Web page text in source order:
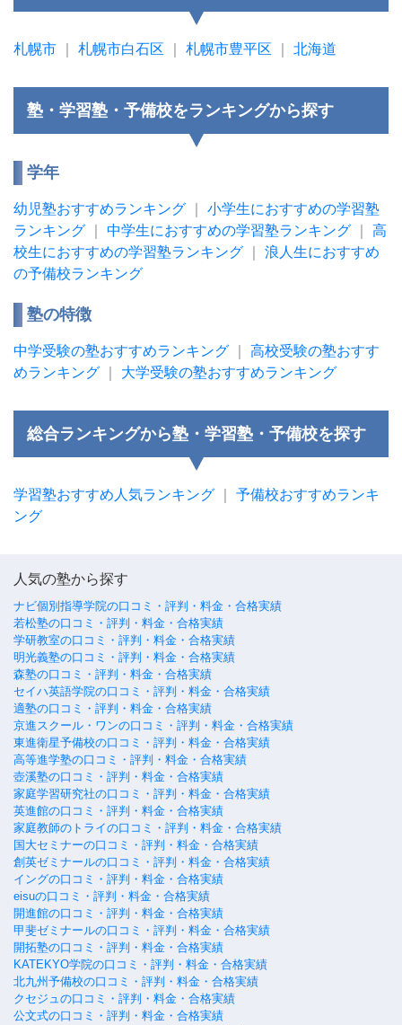
札幌市 札幌市白石区 札幌市豊平区 北海道
塾・学習塾・予備校をランキングから探す
学年
幼児塾おすすめランキング
小学生におすすめの学習塾
ランキング
中学生におすすめの学習塾ランキング
高
校生におすすめの学習塾ランキング
浪人生におすすめ
の予備校ランキング
塾の特徴
中学受験の塾おすすめランキング
高校受験の塾おすす
めランキング
大学受験の塾おすすめランキング
総合ランキングから塾・学習塾・予備校を探す
学習塾おすすめ人気ランキング
予備校おすすめランキ
ング
人気の塾から探す
ナビ個別指導学院の口コミ・評判・料金・合格実績
若松塾の口コミ・評判・料金・合格実績
学研教室の口コミ・評判・料金・合格実績
明光義塾の口コミ・評判・料金・合格実績
森塾の口コミ・評判・料金・合格実績
セイハ英語学院の口コミ・評判・料金・合格実績
適塾の口コミ・評判・料金・合格実績
京進スクール・ワンの口コミ・評判・料金・合格実績
東進衛星予備校の口コミ・評判・料金・合格実績
高等進学塾の口コミ・評判・料金・合格実績
壺溪塾の口コミ・評判・料金・合格実績
家庭学習研究社の口コミ・評判・料金・合格実績
英進館の口コミ・評判・料金・合格実績
家庭教師のトライの口コミ・評判・料金・合格実績
国大セミナーの口コミ・評判・料金・合格実績
創英ゼミナールの口コミ・評判・料金・合格実績
イングの口コミ・評判・料金・合格実績
eisuの口コミ・評判・料金・合格実績
開進館の口コミ・評判・料金・合格実績
甲斐ゼミナールの口コミ・評判・料金・合格実績
開拓塾の口コミ・評判・料金・合格実績
KATEKYO学院の口コミ・評判・料金・合格実績
北九州予備校の口コミ・評判・料金・合格実績
クセジュの口コミ・評判・料金・合格実績
公文式の口コミ・評判・料金・合格実績